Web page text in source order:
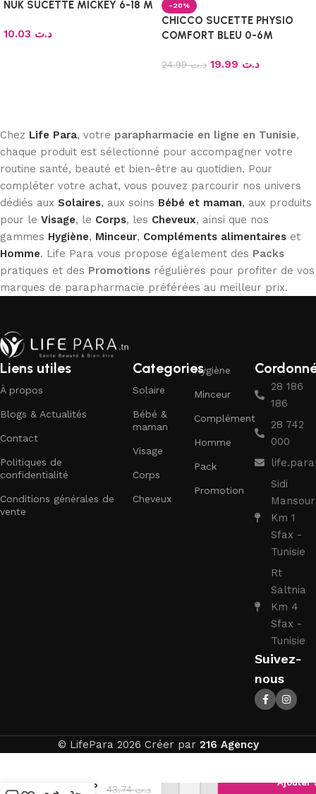
NUK SUCETTE MICKEY 6-18 M
د.ت
-20%
CHICCO SUCETTE PHYSIO
COMFORT BLEU 0-6M
د.ت24.99 د.ت
Chez Life Para, votre parapharmacie en ligne en Tunisie,
chaque produit est sélectionné pour accompagner votre
routine santé, beauté et bien-être au quotidien. Pour
compléter votre achat, vous pouvez parcourir nos univers
dédiés aux Solaires, aux soins Bébé et maman, aux produits
pour le Visage, le Corps, les Cheveux, ainsi que nos
gammes Hygiène, Minceur, Compléments alimentaires et
Homme. Life Para vous propose également des Packs
pratiques et des Promotions régulières pour profiter de vos
marques de parapharmacie préférées au meilleur prix.
Liens utiles
À propos
Blogs & Actualités
Contact
Politiques de
confidentialité
Conditions générales de
vente
Categories
Solaire
Bébé &
maman
Visage
Corps
Cheveux
Hygiène
Minceur
Complément
Homme
Pack
Promotion
28 186
186
28 742
000
Sidi
Mansour
Km 1
Sfax -
Tunisie
Rt
Saltnia
Km 4
Sfax -
Tunisie
Suivez-
nous
© LifePara 2026 Créer par 216 Agency
SUCETTES
د.ت43.74
Ajouter